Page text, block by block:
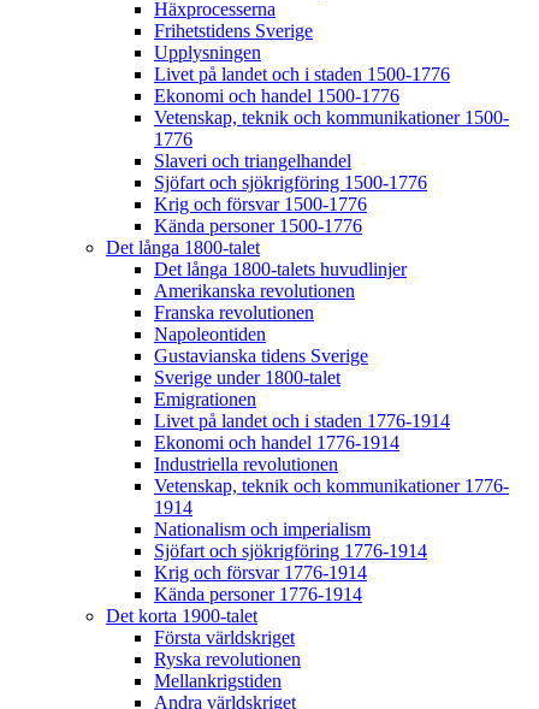
Häxprocesserna
Frihetstidens Sverige
Upplysningen
Livet på landet och i staden 1500-1776
Ekonomi och handel 1500-1776
Vetenskap, teknik och kommunikationer 1500-
1776
Slaveri och triangelhandel
Sjöfart och sjökrigföring 1500-1776
Krig och försvar 1500-1776
Kända personer 1500-1776
Det långa 1800-talet
Det långa 1800-talets huvudlinjer
Amerikanska revolutionen
Franska revolutionen
Napoleontiden
Gustavianska tidens Sverige
Sverige under 1800-talet
Emigrationen
Livet på landet och i staden 1776-1914
Ekonomi och handel 1776-1914
Industriella revolutionen
Vetenskap, teknik och kommunikationer 1776-
1914
Nationalism och imperialism
Sjöfart och sjökrigföring 1776-1914
Krig och försvar 1776-1914
Kända personer 1776-1914
Det korta 1900-talet
Första världskriget
Ryska revolutionen
Mellankrigstiden
Andra världskriget